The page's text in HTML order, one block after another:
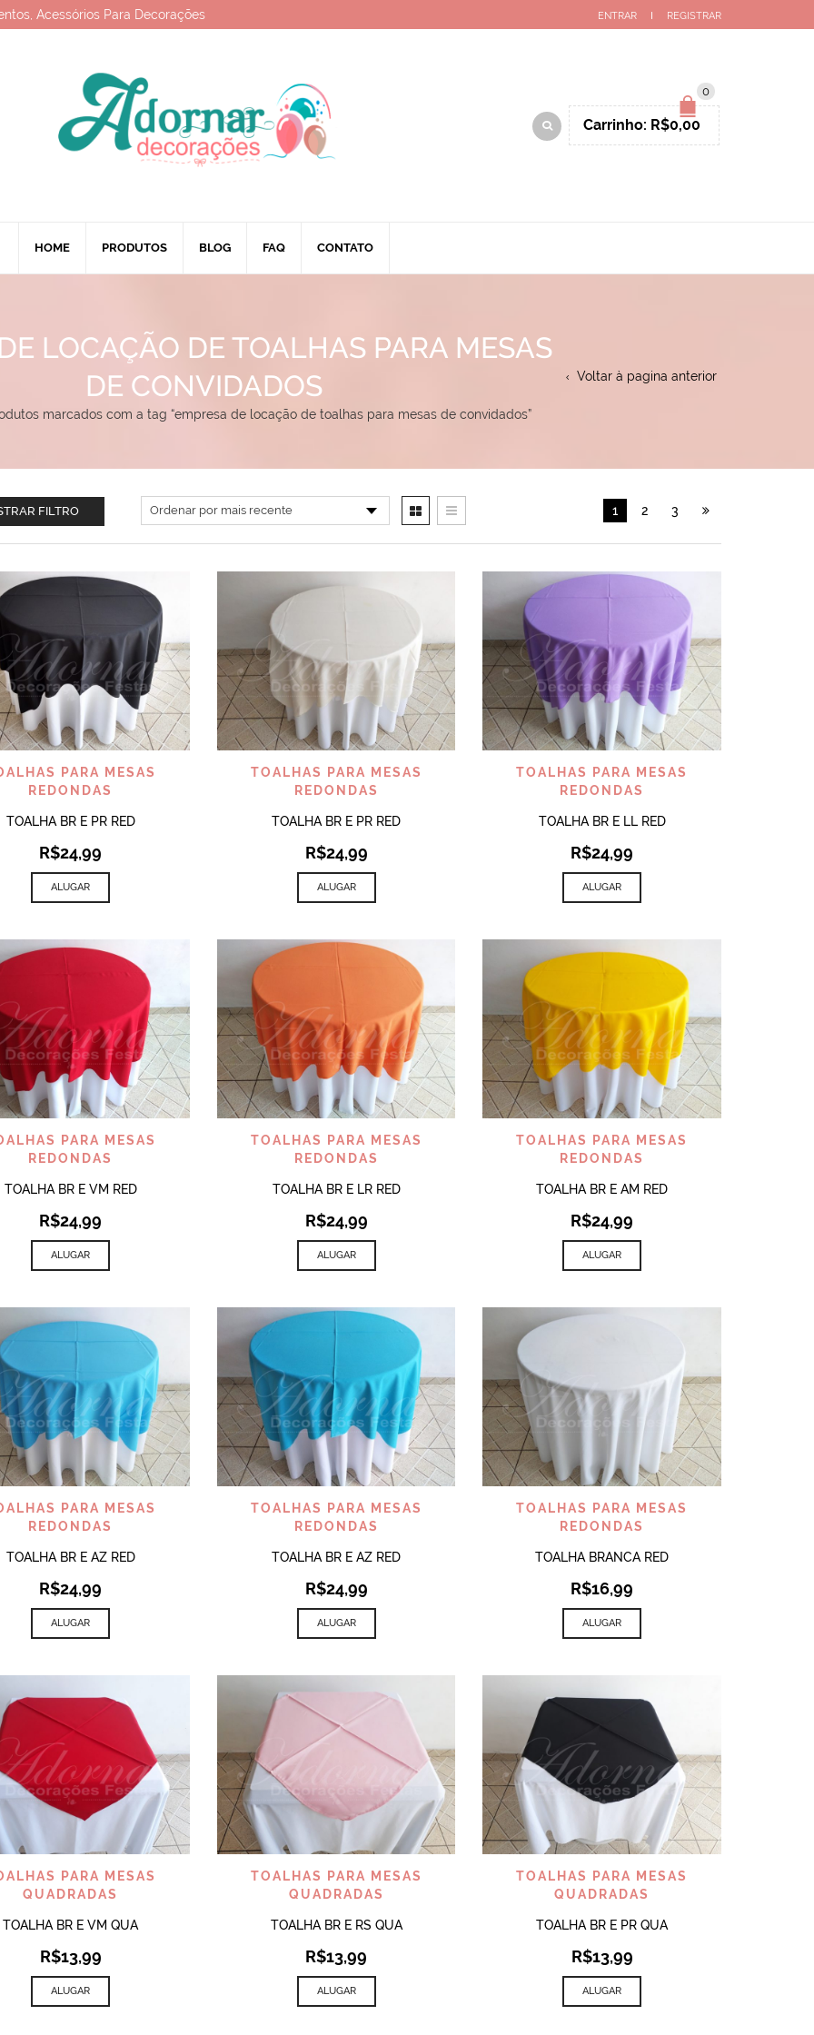
Acessórios Para Decorações ENTRAR REGISTRAR
0
Carrinho: R$0,00
HOME PRODUTOS BLOG FAQ CONTATO
LOCAÇÃO DE TOALHAS PARA MESAS
DE CONVIDADOS
marcados com a tag “empresa de locação de toalhas para mesas de convidados”
Voltar à pagina anterior
FILTRO 1 2 3
VISUALIZAR
PARA MESAS
REDONDAS
TOALHA BR E PR RED
R$24,99
ALUGAR
VISUALIZAR
TOALHAS PARA MESAS
REDONDAS
TOALHA BR E PR RED
R$24,99
ALUGAR
VISUALIZAR
TOALHAS PARA MESAS
REDONDAS
TOALHA BR E LL RED
R$24,99
ALUGAR
VISUALIZAR
PARA MESAS
REDONDAS
TOALHA BR E VM RED
R$24,99
ALUGAR
VISUALIZAR
TOALHAS PARA MESAS
REDONDAS
TOALHA BR E LR RED
R$24,99
ALUGAR
VISUALIZAR
TOALHAS PARA MESAS
REDONDAS
TOALHA BR E AM RED
R$24,99
ALUGAR
VISUALIZAR
PARA MESAS
REDONDAS
TOALHA BR E AZ RED
R$24,99
ALUGAR
VISUALIZAR
TOALHAS PARA MESAS
REDONDAS
TOALHA BR E AZ RED
R$24,99
ALUGAR
VISUALIZAR
TOALHAS PARA MESAS
REDONDAS
TOALHA BRANCA RED
R$16,99
ALUGAR
VISUALIZAR
PARA MESAS
QUADRADAS
TOALHA BR E VM QUA
R$13,99
ALUGAR
VISUALIZAR
TOALHAS PARA MESAS
QUADRADAS
TOALHA BR E RS QUA
R$13,99
ALUGAR
VISUALIZAR
TOALHAS PARA MESAS
QUADRADAS
TOALHA BR E PR QUA
R$13,99
ALUGAR